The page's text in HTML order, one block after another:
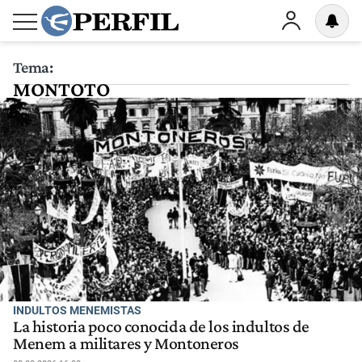
Tema:
MONTOTO
INDULTOS MENEMISTAS
La historia poco conocida de los indultos de
Menem a militares y Montoneros